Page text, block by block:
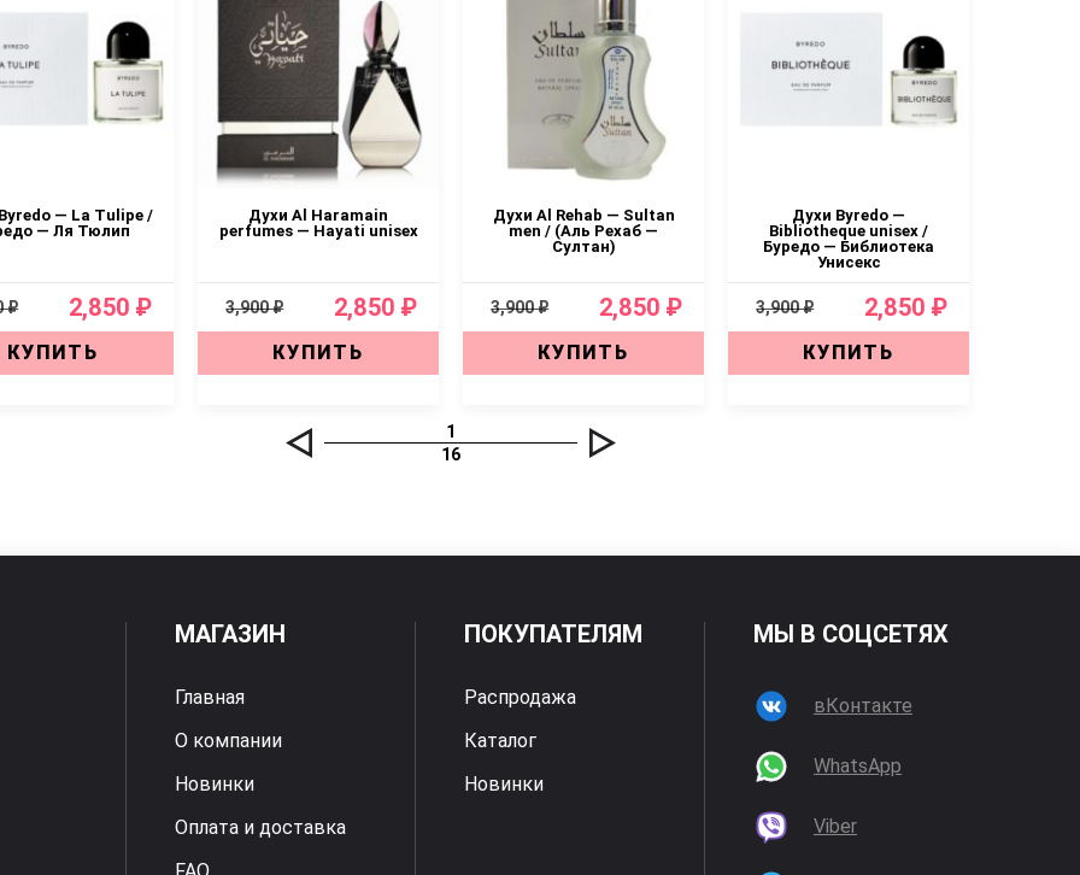
— La Tulipe /
— Ля Тюлип
₽ 2,850 ₽
КУПИТЬ
Духи Al Haramain
perfumes — Hayati unisex
3,900 ₽ 2,850 ₽
КУПИТЬ
Духи Al Rehab — Sultan
men / (Аль Рехаб —
Султан)
3,900 ₽ 2,850 ₽
КУПИТЬ
Духи Byredo —
Bibliotheque unisex /
Буредо — Библиотека
Унисекс
3,900 ₽ 2,850 ₽
КУПИТЬ
1
16
МАГАЗИН
Главная
О компании
Новинки
Оплата и доставка
ПОКУПАТЕЛЯМ
Распродажа
Каталог
Новинки
МЫ В СОЦСЕТЯХ
вКонтакте
WhatsApp
Viber